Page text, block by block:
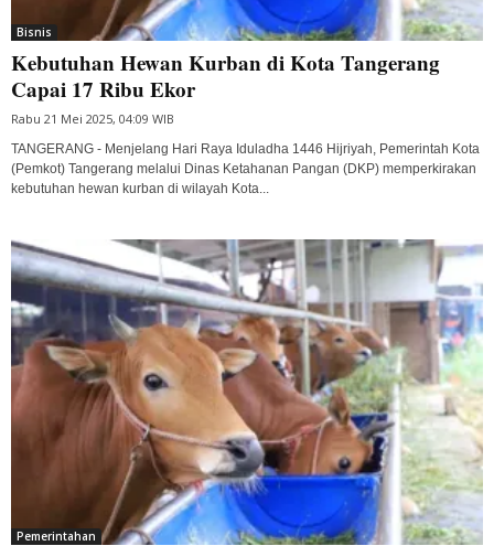
Bisnis
Kebutuhan Hewan Kurban di Kota Tangerang
Capai 17 Ribu Ekor
Rabu 21 Mei 2025, 04:09 WIB
TANGERANG - Menjelang Hari Raya Iduladha 1446 Hijriyah, Pemerintah Kota
(Pemkot) Tangerang melalui Dinas Ketahanan Pangan (DKP) memperkirakan
kebutuhan hewan kurban di wilayah Kota...
Pemerintahan